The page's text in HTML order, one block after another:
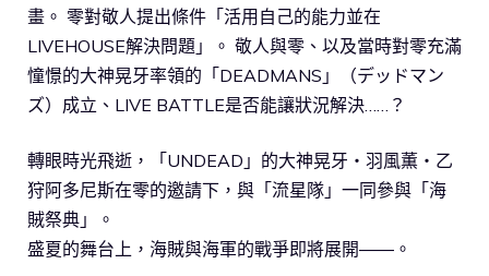
畫。 零對敬人提出條件「活用自己的能力並在
LIVEHOUSE解決問題」。 敬人與零、以及當時對零充滿
憧憬的大神晃牙率領的「DEADMANS」（デッドマン
ズ）成立、LIVE BATTLE是否能讓狀況解決……？
轉眼時光飛逝，「UNDEAD」的大神晃牙・羽風薫・乙
狩阿多尼斯在零的邀請下，與「流星隊」一同參與「海
賊祭典」。
盛夏的舞台上，海賊與海軍的戰爭即將展開――。